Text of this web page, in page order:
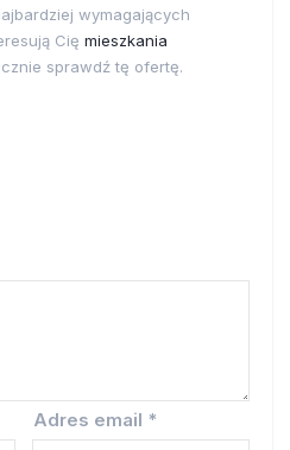
wymagających
Cię mieszkania
sprawdź tę ofertę.
Adres email *